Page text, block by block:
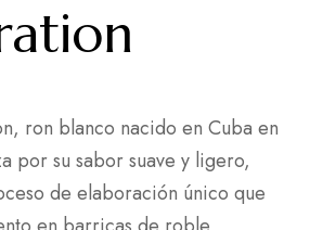
ron blanco nacido en Cuba en
por su sabor suave y ligero,
de elaboración único que